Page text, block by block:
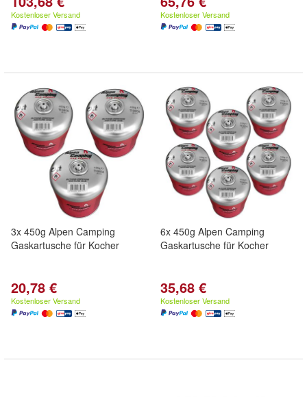
Kostenloser Versand Kostenloser Versand
3x 450g Alpen Camping
Gaskartusche für Kocher
20,78 €
Kostenloser Versand
6x 450g Alpen Camping
Gaskartusche für Kocher
35,68 €
Kostenloser Versand